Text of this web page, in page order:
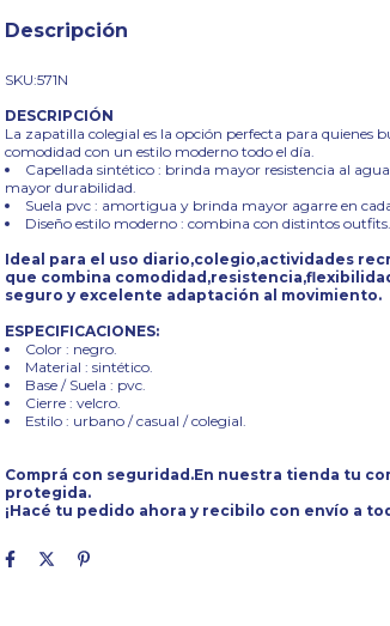
Descripción
SKU:571N
DESCRIPCIÓN
La zapatilla colegial es la opción perfecta para quienes
comodidad con un estilo moderno todo el día.
Capellada sintético : brinda mayor resistencia al
mayor durabilidad.
Suela pvc : amortigua y brinda mayor agarre en
Diseño estilo moderno : combina con distintos outfits.
Ideal para el uso diario,colegio,actividades
que combina
seguro y excelente adaptación al movimiento.
ESPECIFICACIONES:
Color : negro.
Material : sintético.
Base / Suela : pvc.
Cierre : velcro.
Estilo : urbano / casual / colegial.
Comprá con seguridad.En nuestra tienda tu
protegida.
¡Hacé tu pedido ahora y recibilo con envío a